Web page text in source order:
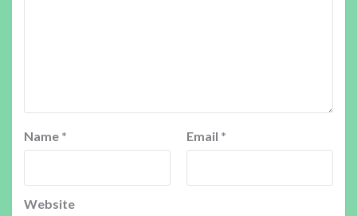
Name * Email *
Website